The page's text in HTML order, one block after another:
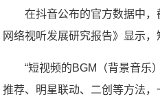
在抖音公布的官方数据中
网络视听发展研究报告》显示
“短视频的BGM（背景音乐
推荐、明星联动、二创等方法